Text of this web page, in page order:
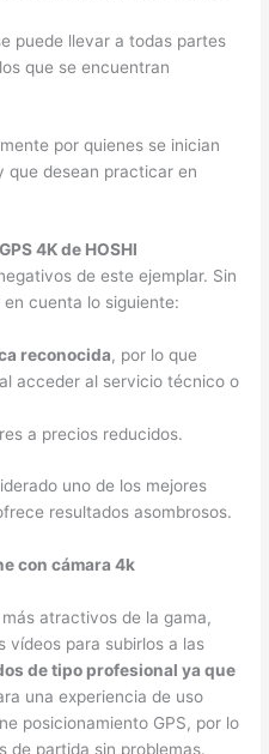
puede llevar a todas partes
que se encuentran
por quienes se inician
que desean practicar en
4K de HOSHI
de este ejemplar. Sin
cuenta lo siguiente:
reconocida, por lo que
acceder al servicio técnico o
a precios reducidos.
uno de los mejores
resultados asombrosos.
con cámara 4k
atractivos de la gama,
vídeos para subirlos a las
de tipo profesional ya que
una experiencia de uso
posicionamiento GPS, por lo
de partida sin problemas.